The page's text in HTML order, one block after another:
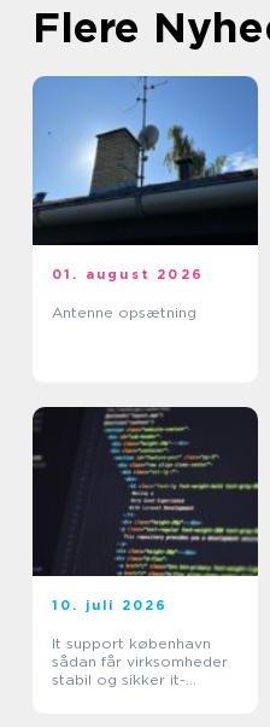
Flere
01. august 2026
Antenne opsætning
10. juli 2026
It support københavn
sådan får virksomheder
stabil og sikker it-